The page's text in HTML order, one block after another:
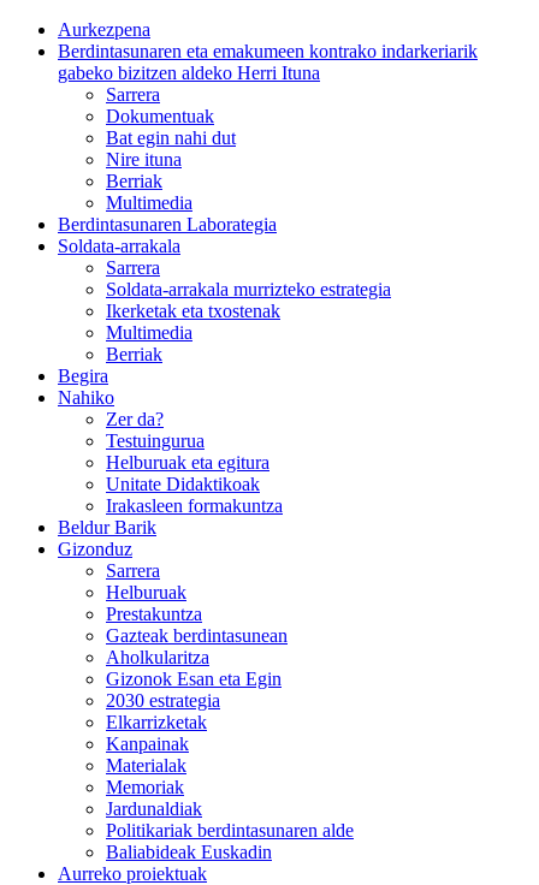
Aurkezpena
Berdintasunaren eta emakumeen kontrako indarkeriarik
gabeko bizitzen aldeko Herri Ituna
Sarrera
Dokumentuak
Bat egin nahi dut
Nire ituna
Berriak
Multimedia
Berdintasunaren Laborategia
Soldata-arrakala
Sarrera
Soldata-arrakala murrizteko estrategia
Ikerketak eta txostenak
Multimedia
Berriak
Begira
Nahiko
Zer da?
Testuingurua
Helburuak eta egitura
Unitate Didaktikoak
Irakasleen formakuntza
Beldur Barik
Gizonduz
Sarrera
Helburuak
Prestakuntza
Gazteak berdintasunean
Aholkularitza
Gizonok Esan eta Egin
2030 estrategia
Elkarrizketak
Kanpainak
Materialak
Memoriak
Jardunaldiak
Politikariak berdintasunaren alde
Baliabideak Euskadin
Aurreko proiektuak